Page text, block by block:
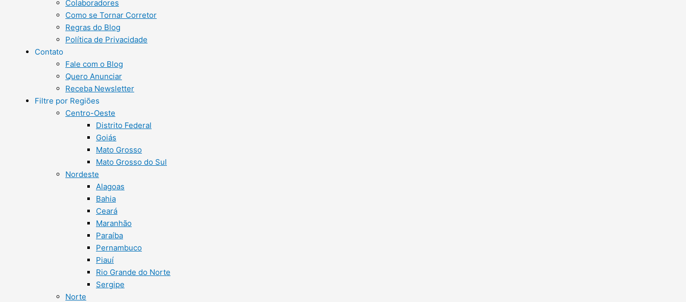
Colaboradores
Como se Tornar Corretor
Regras do Blog
Política de Privacidade
Contato
Fale com o Blog
Quero Anunciar
Receba Newsletter
Filtre por Regiões
Centro-Oeste
Distrito Federal
Goiás
Mato Grosso
Mato Grosso do Sul
Nordeste
Alagoas
Bahia
Ceará
Maranhão
Paraíba
Pernambuco
Piauí
Rio Grande do Norte
Sergipe
Norte